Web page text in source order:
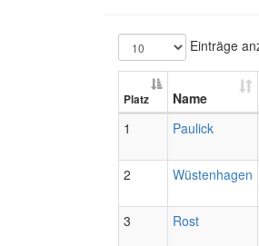
Einträge
Platz Name
1 Paulick
2 Wüstenhagen
3 Rost